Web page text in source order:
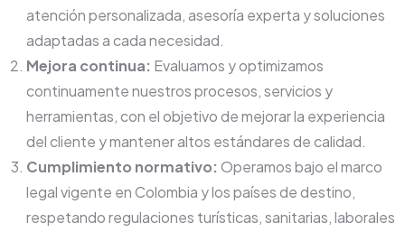
atención personalizada, asesoría experta y soluciones
adaptadas a cada necesidad.
Mejora continua: Evaluamos y optimizamos
continuamente nuestros procesos, servicios y
herramientas, con el objetivo de mejorar la experiencia
del cliente y mantener altos estándares de calidad.
Cumplimiento normativo: Operamos bajo el marco
legal vigente en Colombia y los países de destino,
respetando regulaciones turísticas, sanitarias, laborales